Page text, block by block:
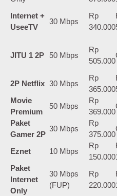
Internet +
UseeTV
30 Mbps
Rp
340.000
JITU 1 2P 50 Mbps
Rp
505.000
2P Netflix 30 Mbps
Rp
365.000
Movie
Premium
50 Mbps
Rp
369.000
Paket
Gamer 2P
30 Mbps
Rp
375.000
Eznet
10 Mbps
Rp
150.000
Paket
Internet
Only
30 Mbps
(FUP)
Rp
220.000